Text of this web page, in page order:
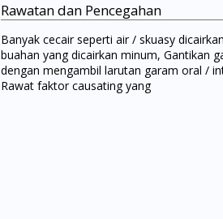
Rawatan dan Pencegahan
Banyak cecair seperti air / skuasy
buahan yang dicairkan minum, Gantikan
dengan mengambil larutan garam oral /
Rawat faktor causating yang